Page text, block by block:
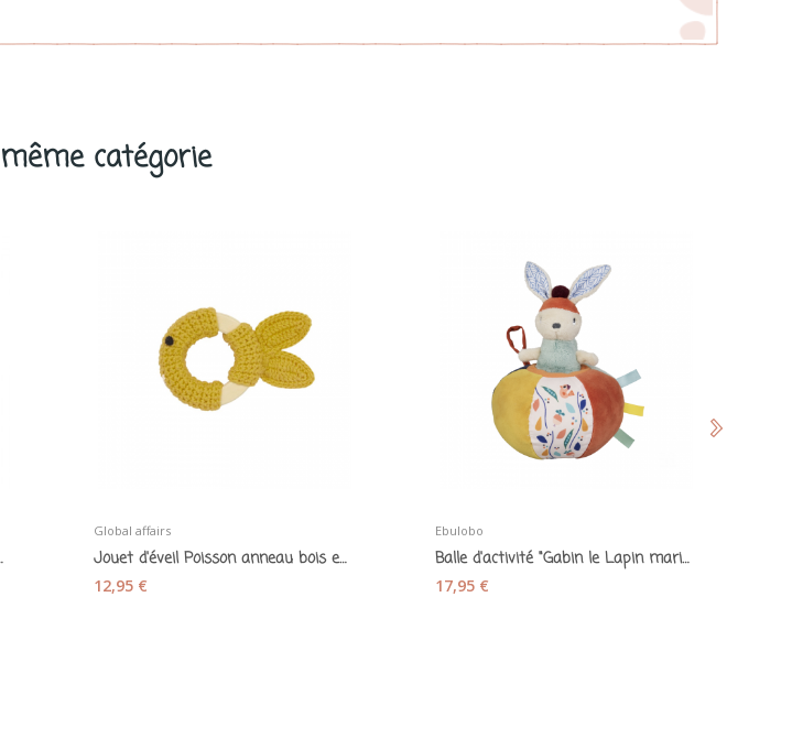
catégorie
-...
Global affairs
Jouet d'éveil Poisson anneau bois et coton...
12,95 €
Ebulobo
Balle d'activité "Gabin le Lapin marionnette"
17,95 €